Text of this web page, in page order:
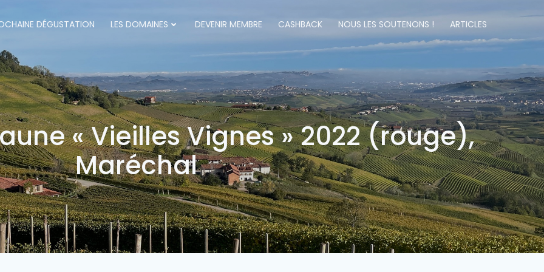
DÉGUSTATION LES DOMAINES DEVENIR MEMBRE CASHBACK NOUS LES SOUTENONS ! ARTICLES
« Vieilles Vignes » 2022 (rouge),
Maréchal